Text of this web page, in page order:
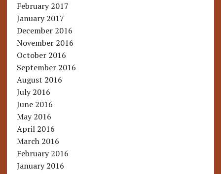
February 2017
January 2017
December 2016
November 2016
October 2016
September 2016
August 2016
July 2016
June 2016
May 2016
April 2016
March 2016
February 2016
January 2016